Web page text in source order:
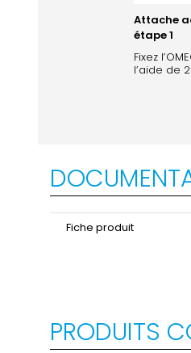
Attache
étape 1
Fixez
l’aide de
Fiche produit
PRODUITS